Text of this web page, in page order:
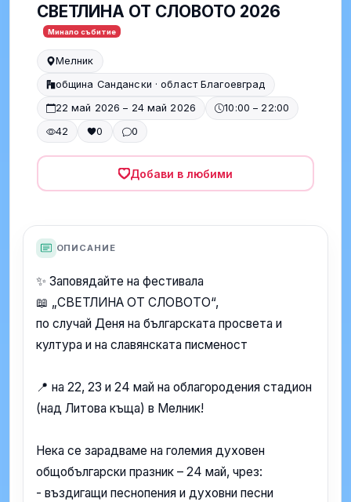
СВЕТЛИНА ОТ СЛОВОТО 2026
Минало събитие
Мелник
община Сандански · област Благоевград
22 май 2026 – 24 май 2026
10:00 – 22:00
42
0 0
Добави в любими
ОПИСАНИЕ
✨ Заповядайте на фестивала
📖 „СВЕТЛИНА ОТ СЛОВОТО“,
по случай Деня на българската просвета и
култура и на славянската писменост
📍 на 22, 23 и 24 май на облагородения стадион
(над Литова къща) в Мелник!
Нека се зарадваме на големия духовен
общобългарски празник – 24 май, чрез:
- въздигащи песнопения и духовни песни